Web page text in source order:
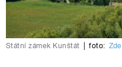
Státní zámek Kunštát foto: